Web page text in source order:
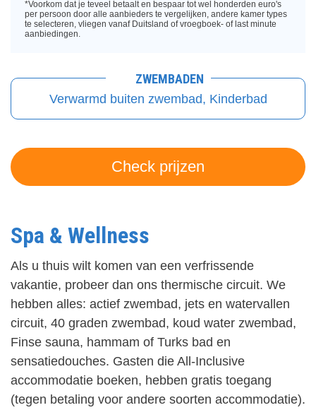
*Voorkom dat je teveel betaalt en bespaar tot wel honderden euro's
per persoon door alle aanbieders te vergelijken, andere kamer types
te selecteren, vliegen vanaf Duitsland of vroegboek- of last minute
aanbiedingen.
ZWEMBADEN
Verwarmd buiten zwembad, Kinderbad
Check prijzen
Spa & Wellness
Als u thuis wilt komen van een verfrissende
vakantie, probeer dan ons thermische circuit. We
hebben alles: actief zwembad, jets en watervallen
circuit, 40 graden zwembad, koud water zwembad,
Finse sauna, hammam of Turks bad en
sensatiedouches. Gasten die All-Inclusive
accommodatie boeken, hebben gratis toegang
(tegen betaling voor andere soorten accommodatie).